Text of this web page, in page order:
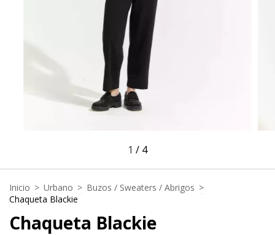
1 / 4
Inicio > Urbano > Buzos / Sweaters / Abrigos >
Chaqueta Blackie
Chaqueta Blackie